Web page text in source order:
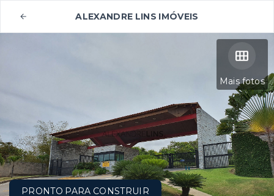
ALEXANDRE LINS IMÓVEIS
Mais fotos
PRONTO PARA CONSTRUIR